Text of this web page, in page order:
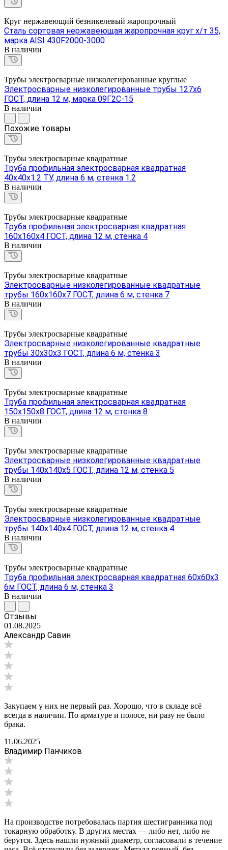
Круг нержавеющий безникелевый жаропрочный
Сталь сортовая нержавеющая жаропрочная круг х/т 35,
марка AISI 430F2000-3000
В наличии
Трубы электросварные низколегированные круглые
Электросварные низколегированные трубы 127х6
ГОСТ, длина 12 м, марка 09Г2С-15
В наличии
Похожие товары
Трубы электросварные квадратные
Труба профильная электросварная квадратная
40х40х1.2 ТУ, длина 6 м, стенка 1.2
В наличии
Трубы электросварные квадратные
Труба профильная электросварная квадратная
160х160х4 ГОСТ, длина 12 м, стенка 4
В наличии
Трубы электросварные квадратные
Электросварные низколегированные квадратные
трубы 160х160х7 ГОСТ, длина 6 м, стенка 7
В наличии
Трубы электросварные квадратные
Электросварные низколегированные квадратные
трубы 30х30х3 ГОСТ, длина 6 м, стенка 3
В наличии
Трубы электросварные квадратные
Труба профильная электросварная квадратная
150х150х8 ГОСТ, длина 12 м, стенка 8
В наличии
Трубы электросварные квадратные
Электросварные низколегированные квадратные
трубы 140х140х5 ГОСТ, длина 12 м, стенка 5
В наличии
Трубы электросварные квадратные
Электросварные низколегированные квадратные
трубы 140х140х4 ГОСТ, длина 12 м, стенка 4
В наличии
Трубы электросварные квадратные
Труба профильная электросварная квадратная 60х60х3
6м ГОСТ, длина 6 м, стенка 3
В наличии
Отзывы
01.08.2025
Александр Савин
Закупаем у них не первый раз. Хорошо, что в складе всё
всегда в наличии. По арматуре и полосе, ни разу не было
брака.
11.06.2025
Владимир Панчиков
На производстве потребовалась партия шестигранника под
токарную обработку. В других местах — либо нет, либо не
берутся. Здесь нашли нужный диаметр, согласовали в течение